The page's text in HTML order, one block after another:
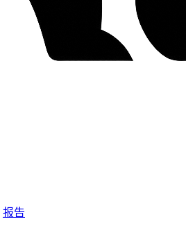
报告